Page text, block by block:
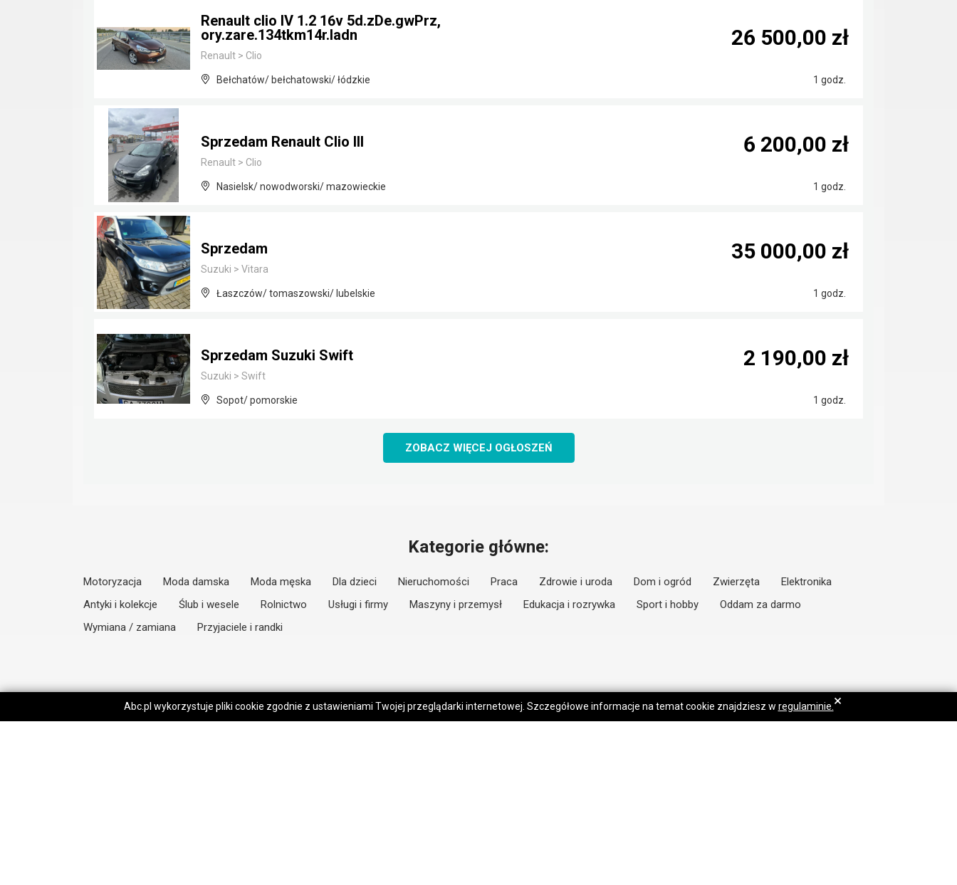
Renault clio IV 1.2 16v 5d.zDe.gwPrz,
ory.zare.134tkm14r.ladn
Renault > Clio
Bełchatów/ bełchatowski/ łódzkie 1 godz.
26 500,00 zł
Sprzedam Renault Clio III
Renault > Clio
Nasielsk/ nowodworski/ mazowieckie 1 godz.
6 200,00 zł
Sprzedam
Suzuki > Vitara
Łaszczów/ tomaszowski/ lubelskie 1 godz.
35 000,00 zł
Sprzedam Suzuki Swift
Suzuki > Swift
Sopot/ pomorskie 1 godz.
2 190,00 zł
ZOBACZ WIĘCEJ OGŁOSZEŃ
Kategorie główne:
Motoryzacja Moda damska Moda męska Dla dzieci Nieruchomości Praca Zdrowie i uroda Dom i ogród Zwierzęta
Elektronika
Antyki i kolekcje
Ślub i wesele Rolnictwo Usługi i firmy Maszyny i przemysł Edukacja i rozrywka Sport i hobby
Oddam za darmo
Wymiana / zamiana
Przyjaciele i randki
Abc.pl wykorzystuje pliki cookie zgodnie z ustawieniami Twojej przeglądarki internetowej. Szczegółowe informacje na temat cookie znajdziesz w regulaminie. ×